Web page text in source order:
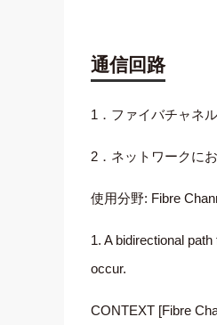
通信回路
1．ファイバチャネ
2．ネットワークに
使用分野: Fibre
1. A bidirectional
occur.
CONTEXT [Fibre